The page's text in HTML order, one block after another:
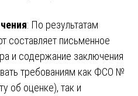
: По результатам
составляет письменное
и содержание заключения
требованиям как ФСО №
об оценке), так и